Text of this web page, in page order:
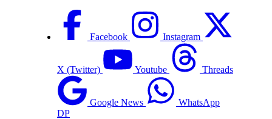
Facebook Instagram
X (Twitter) Youtube Threads
Google News
WhatsApp
DP